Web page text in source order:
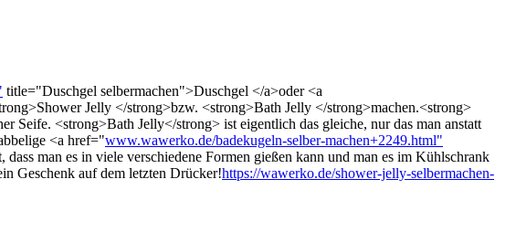
title="Duschgel selbermachen">Duschgel </a>oder <a
Jelly </strong>bzw. <strong>Bath Jelly </strong>machen.<strong>
<strong>Bath Jelly</strong> ist eigentlich das gleiche, nur das man anstatt
<a href="www.wawerko.de/badekugeln-selber-machen+2249.html"
man es in viele verschiedene Formen gießen kann und man es im Kühlschrank
Geschenk auf dem letzten Drücker!https://wawerko.de/shower-jelly-selbermachen-